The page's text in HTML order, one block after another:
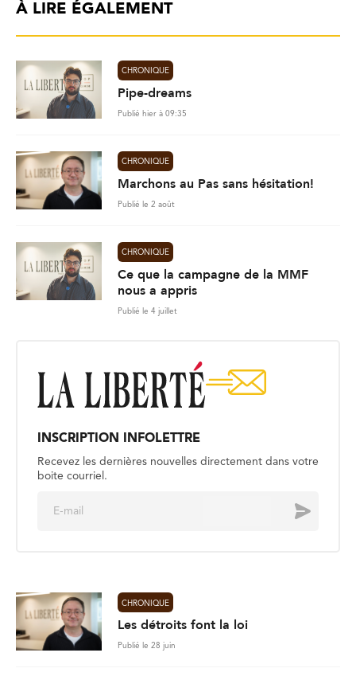
À LIRE ÉGALEMENT
CHRONIQUE
Pipe-dreams
Publié hier à 09:35
CHRONIQUE
Marchons au Pas sans hésitation!
Publié le 2 août
CHRONIQUE
Ce que la campagne de la MMF
nous a appris
Publié le 4 juillet
INSCRIPTION INFOLETTRE
Recevez les dernières nouvelles directement dans votre
boite courriel.
Envoyer
CHRONIQUE
Les détroits font la loi
Publié le 28 juin